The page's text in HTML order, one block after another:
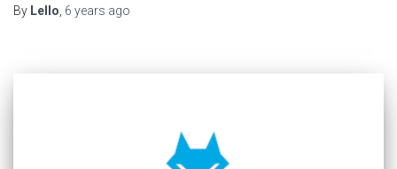
By Lello 6 years ago